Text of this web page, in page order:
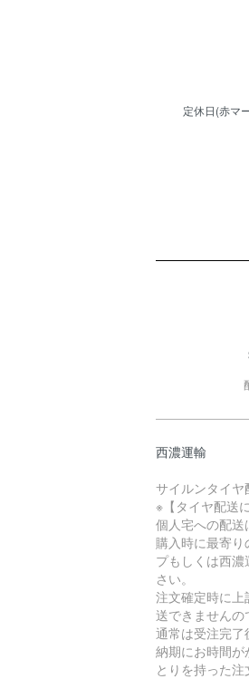
定休日(赤マ
西濃運輸
サイルンタイヤ
※【タイヤ配送
個人宅への配送
購入時に最寄り
プもしくは西
さい。
注文確定時に
送できませんの
通常は受注完了
納期にお時間
とりを持った注